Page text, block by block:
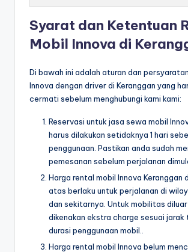
Syarat dan Ketentuan
Mobil Innova di
Di bawah ini adalah aturan dan
Innova dengan driver di Keranggan yang
cermati sebelum menghubungi kami kami:
Reservasi untuk jasa sewa mobil
harus dilakukan setidaknya 1 hari
penggunaan. Pastikan anda sudah
pemesanan sebelum perjalanan
Harga rental mobil Innova Keranggan
atas berlaku untuk perjalanan di
dan sekitarnya. Untuk mobilitas
dikenakan ekstra charge sesuai jarak
durasi penggunaan mobil..
Harga rental mobil Innova belum